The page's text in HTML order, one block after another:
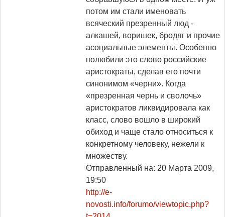
потом им стали именовать
всяческий презренный люд -
алкашей, воришек, бродяг и прочие
асоциальные элементы. Особенно
полюбили это слово российские
аристократы, сделав его почти
синонимом «черни». Когда
«презренная чернь и сволочь»
аристократов ликвидировала как
класс, слово вошло в широкий
обиход и чаще стало относиться к
конкретному человеку, нежели к
множеству.
Отправленный на: 20 Марта 2009,
19:50
http://e-
novosti.info/forumo/viewtopic.php?